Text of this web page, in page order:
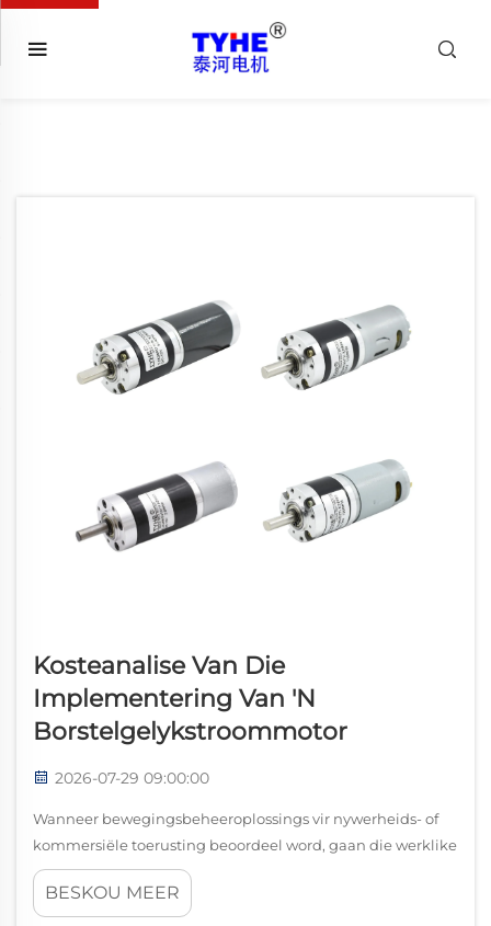
Kosteanalise Van Die
Implementering Van 'n
Borstelgelykstroommotor
2026-07-29 09:00:00
Wanneer bewegingsbeheeroplossings vir nywerheids- of
kommersiële toerusting beoordeel word, gaan die werklike
koste van 'n borstelgelykstroommotor verder as net sy
aanvanklike koopprys. 'n Borstelgelykstroommotor is een
BESKOU MEER